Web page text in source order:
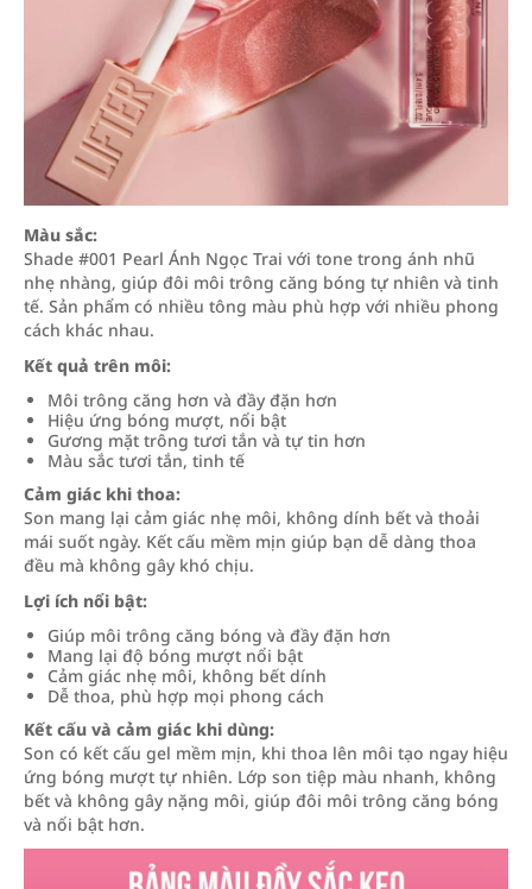
Màu sắc:
Shade #001 Pearl Ánh Ngọc Trai với tone trong ánh nhũ
nhẹ nhàng, giúp đôi môi trông căng bóng tự nhiên và tinh
tế. Sản phẩm có nhiều tông màu phù hợp với nhiều phong
cách khác nhau.
Kết quả trên môi:
Môi trông căng hơn và đầy đặn hơn
Hiệu ứng bóng mượt, nổi bật
Gương mặt trông tươi tắn và tự tin hơn
Màu sắc tươi tắn, tinh tế
Cảm giác khi thoa:
Son mang lại cảm giác nhẹ môi, không dính bết và thoải
mái suốt ngày. Kết cấu mềm mịn giúp bạn dễ dàng thoa
đều mà không gây khó chịu.
Lợi ích nổi bật:
Giúp môi trông căng bóng và đầy đặn hơn
Mang lại độ bóng mượt nổi bật
Cảm giác nhẹ môi, không bết dính
Dễ thoa, phù hợp mọi phong cách
Kết cấu và cảm giác khi dùng:
Son có kết cấu gel mềm mịn, khi thoa lên môi tạo ngay hiệu
ứng bóng mượt tự nhiên. Lớp son tiệp màu nhanh, không
bết và không gây nặng môi, giúp đôi môi trông căng bóng
và nổi bật hơn.